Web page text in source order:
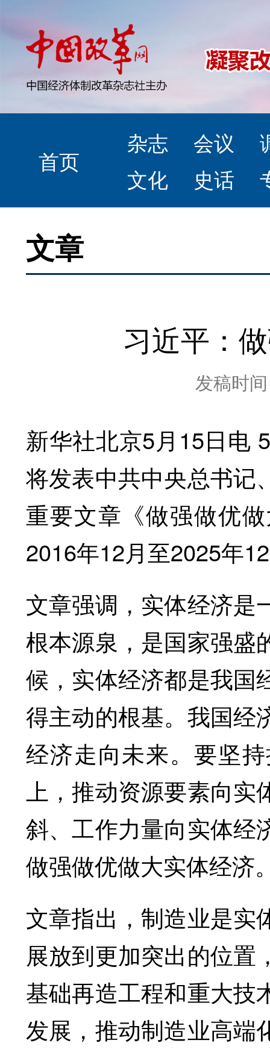
首页
杂志 会议
文化
史话
文章
习近平：
发稿时
新华社北京5月15日电
将发表中共中央总书记
重要文章《做强做优
2016年12月至2025年
文章强调，实体经济是
根本源泉，是国家强盛
候，实体经济都是我国
得主动的根基。我国经
经济走向未来。要坚
上，推动资源要素向实
斜、工作力量向实体经
做强做优做大实体经济
文章指出，制造业是实
展放到更加突出的位置
基础再造工程和重大技
发展，推动制造业高端